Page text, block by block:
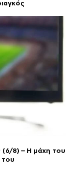
(6/8) – Η μάχη του